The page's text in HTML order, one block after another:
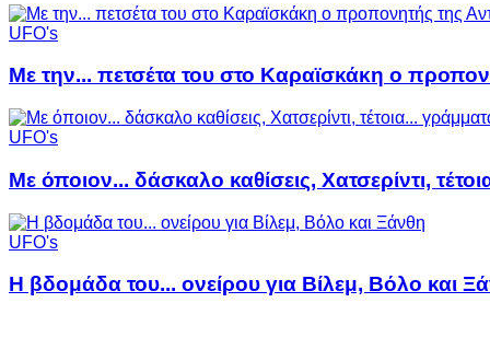
UFO's
Με την... πετσέτα του στο Καραϊσκάκη ο
UFO's
Με όποιον... δάσκαλο καθίσεις, Χατσερίντι,
UFO's
Η βδομάδα του... ονείρου για Βίλεμ, Βόλο και